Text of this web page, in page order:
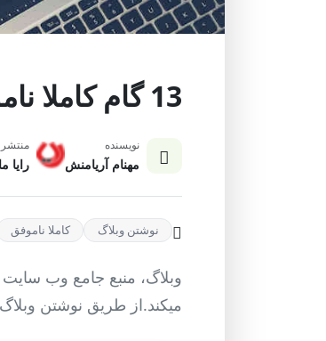
13 گام کاملا ناموفق در نوشتن وبلاگ که باید بدانیم
نویسنده
مهنام آریامنش
منتشر
رایا
نوشتن وبلاگ کاملا ناموفق
وبلاگ، منبع جامع وب
میکند.از طریق نوشتن